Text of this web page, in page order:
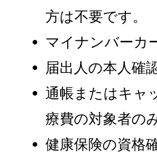
方は不要です。
マイナンバーカ
届出人の本人確
通帳またはキャ
療費の対象者の
健康保険の資格